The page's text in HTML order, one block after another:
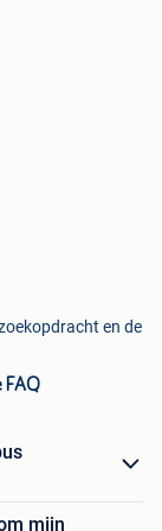
en de
FAQ
mijn